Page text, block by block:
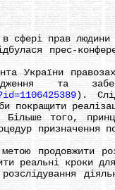
сфері прав людини
прес-
та
).
покращити
Більше того,
продовжити
реальні кроки